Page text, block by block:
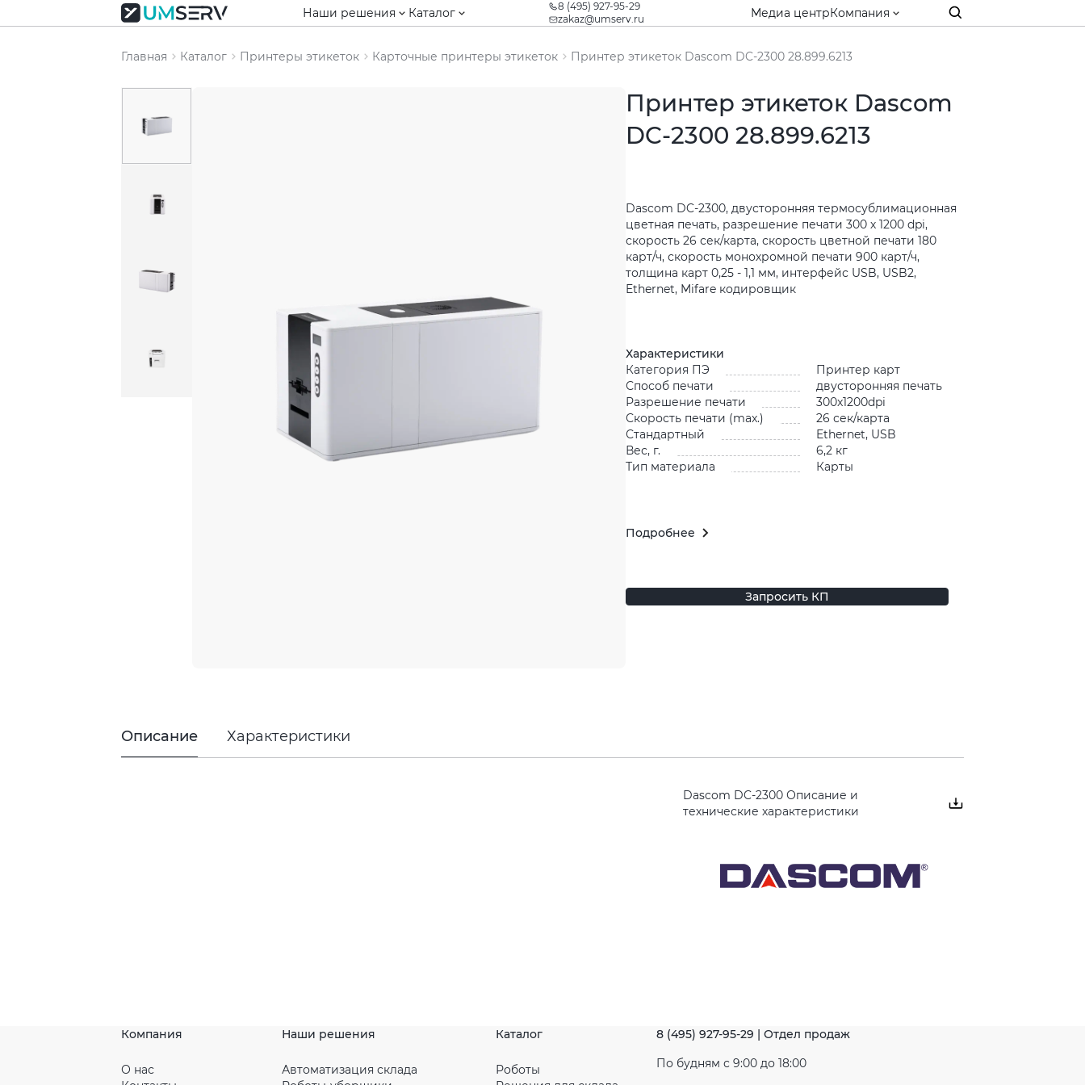
Наши решения Каталог
8 (495) 927-95-29
zakaz@umserv.ru
Медиа центрКомпания
Главная Каталог Принтеры этикеток Карточные принтеры этикеток Принтер этикеток Dascom DC-2300 28.899.6213
Принтер этикеток Dascom
DC-2300 28.899.6213
Dascom DC-2300, двусторонняя термосублимационная
цветная печать, разрешение печати 300 х 1200 dpi,
скорость 26 сек/карта, скорость цветной печати 180
карт/ч, скорость монохромной печати 900 карт/ч,
толщина карт 0,25 - 1,1 мм, интерфейс USB, USB2,
Ethernet, Mifare кодировщик
Характеристики
Категория ПЭ
Принтер карт
Способ печати
двусторонняя печать
Разрешение печати
300x1200dpi
Скорость печати (max.)
26 сек/карта
Стандартный
Ethernet, USB
Вес, г.
6,2 кг
Тип материала
Карты
Подробнее
Запросить КП
Описание Характеристики
Dascom DC-2300 Описание и
технические характеристики
Компания
О нас
Наши решения
Автоматизация склада
Каталог
Роботы
8 (495) 927-95-29 | Отдел продаж
По будням с 9:00 до 18:00